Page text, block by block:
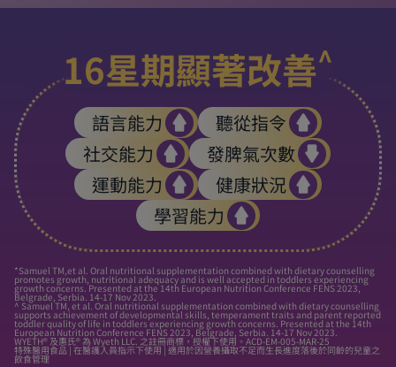
16星期顯著改善^
語言能力
社交能力
運動能力
學習能力
聽從指令
發脾氣次數
健康狀況
*Samuel TM,et al. Oral nutritional supplementation combined with dietary counselling
promotes growth, nutritional adequacy and is well accepted in toddlers experiencing
growth concerns. Presented at the 14th European Nutrition Conference FENS 2023,
Belgrade, Serbia. 14-17 Nov 2023.
^ Samuel TM, et al. Oral nutritional supplementation combined with dietary counselling
supports achievement of developmental skills, temperament traits and parent reported
toddler quality of life in toddlers experiencing growth concerns. Presented at the 14th
European Nutrition Conference FENS 2023, Belgrade, Serbia. 14-17 Nov 2023.
WYETH® 及惠氏® 為 Wyeth LLC. 之註冊商標，授權下使用。ACD-EM-005-MAR-25
特殊醫用食品 | 在醫護人員指示下使用 | 適用於因營養攝取不足而生長進度落後於同齡的兒童之
飲食管理